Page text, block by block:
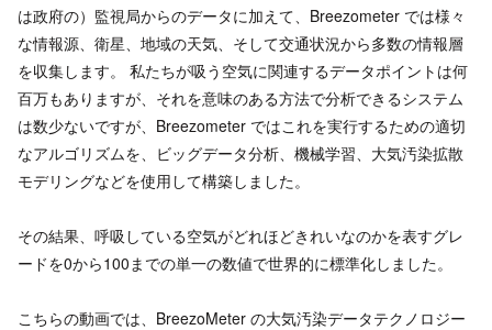
は政府の）監視局からのデータに加えて、Breezometer では様々
な情報源、衛星、地域の天気、そして交通状況から多数の情報層
を収集します。 私たちが吸う空気に関連するデータポイントは何
百万もありますが、それを意味のある方法で分析できるシステム
は数少ないですが、Breezometer ではこれを実行するための適切
なアルゴリズムを、ビッグデータ分析、機械学習、大気汚染拡散
モデリングなどを使用して構築しました。
その結果、呼吸している空気がどれほどきれいなのかを表すグレ
ードを0から100までの単一の数値で世界的に標準化しました。
こちらの動画では、BreezoMeter の大気汚染データテクノロジー